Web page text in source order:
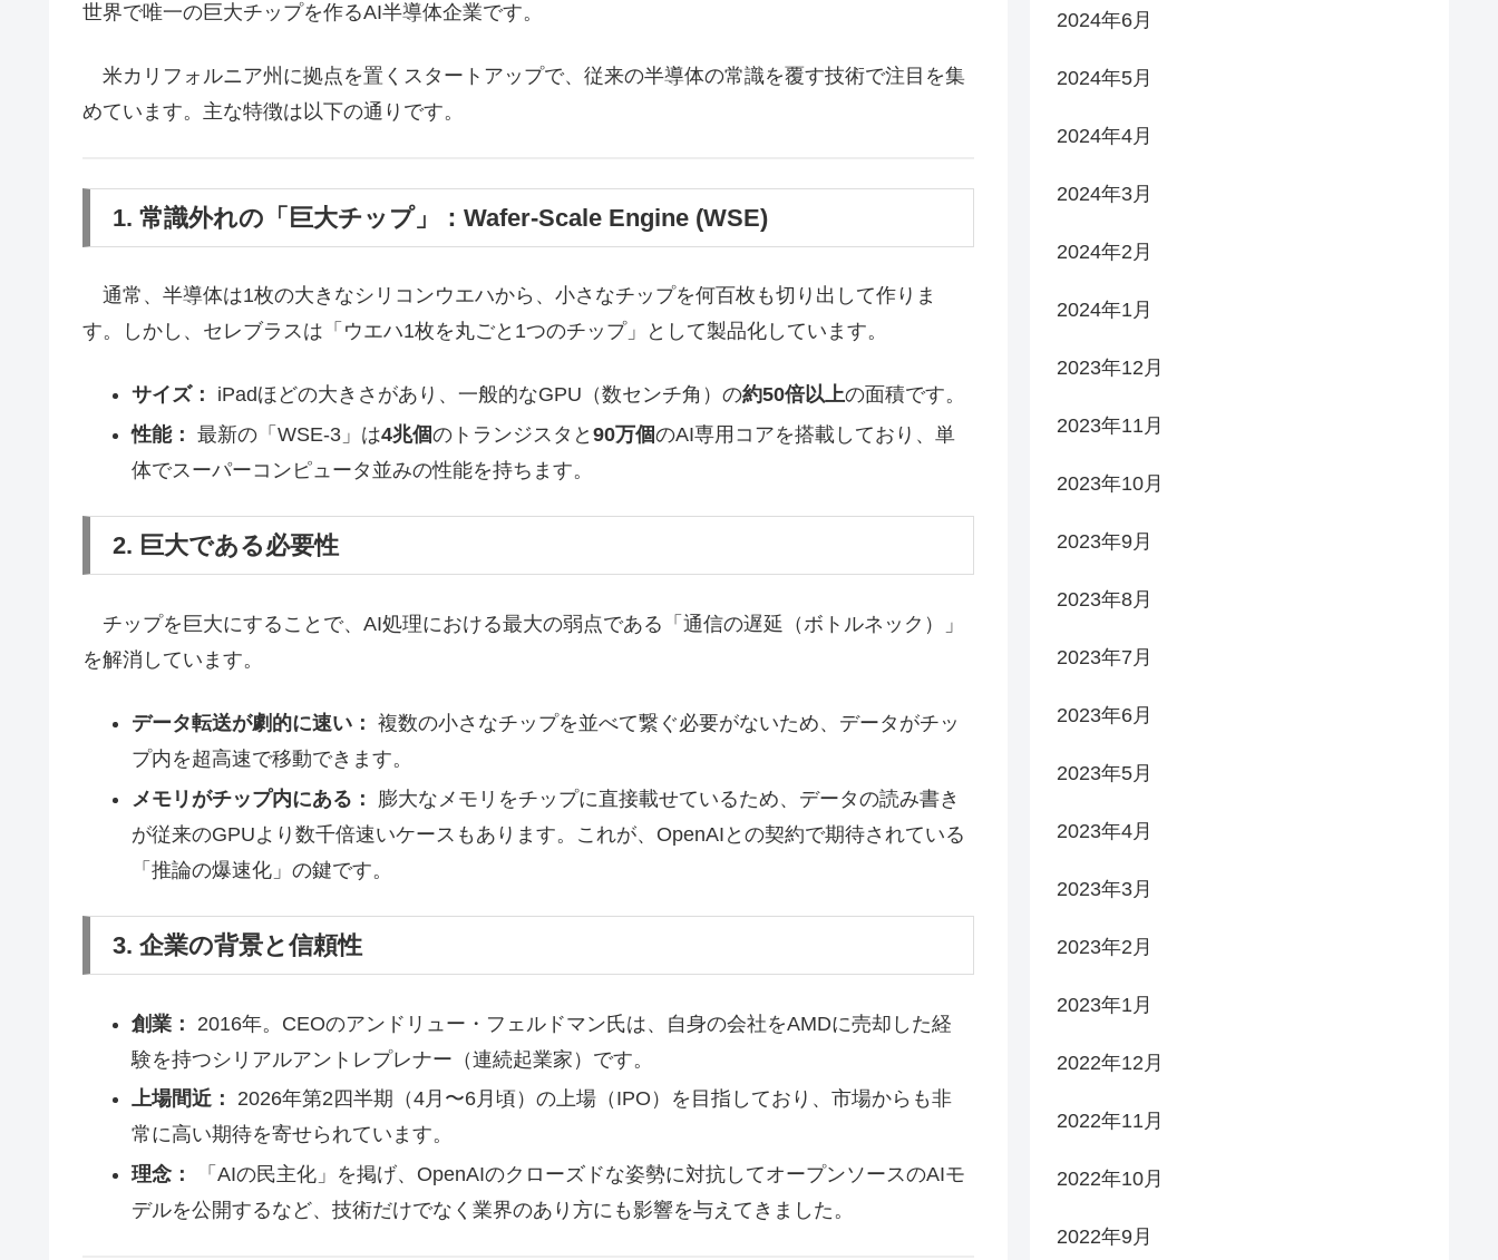
世界で唯一の巨大チップを作るAI半導体企業です。
米カリフォルニア州に拠点を置くスタートアップで、従来の半導体の常識を覆す技術で注目を集
めています。主な特徴は以下の通りです。
1. 常識外れの「巨大チップ」：Wafer-Scale Engine (WSE)
通常、半導体は1枚の大きなシリコンウエハから、小さなチップを何百枚も切り出して作りま
す。しかし、セレブラスは「ウエハ1枚を丸ごと1つのチップ」として製品化しています。
サイズ： iPadほどの大きさがあり、一般的なGPU（数センチ角）の約50倍以上の面積です。
性能： 最新の「WSE-3」は4兆個のトランジスタと 90万個のAI専用コアを搭載しており、単
体でスーパーコンピュータ並みの性能を持ちます。
2. 巨大である必要性
チップを巨大にすることで、AI処理における最大の弱点である「通信の遅延（ボトルネック）」
を解消しています。
データ転送が劇的に速い： 複数の小さなチップを並べて繋ぐ必要がないため、データがチッ
プ内を超高速で移動できます。
メモリがチップ内にある：
膨大なメモリをチップに直接載せているため、データの読み書き
が従来のGPUより数千倍速いケースもあります。これが、OpenAIとの契約で期待されている
「推論の爆速化」の鍵です。
3. 企業の背景と信頼性
創業：
2016年。CEOのアンドリュー・フェルドマン氏は、自身の会社をAMDに売却した経
験を持つシリアルアントレプレナー（連続起業家）です。
上場間近：
2026年第2四半期（4月〜6月頃）の上場（IPO）を目指しており、市場からも非
常に高い期待を寄せられています。
理念：
「AIの民主化」を掲げ、OpenAIのクローズドな姿勢に対抗してオープンソースのAIモ
デルを公開するなど、技術だけでなく業界のあり方にも影響を与えてきました。
2024年6月
2024年5月
2024年4月
2024年3月
2024年2月
2024年1月
2023年12月
2023年11月
2023年10月
2023年9月
2023年8月
2023年7月
2023年6月
2023年5月
2023年4月
2023年3月
2023年2月
2023年1月
2022年12月
2022年11月
2022年10月
2022年9月